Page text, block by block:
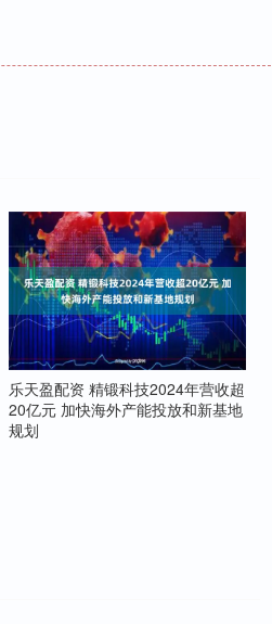
乐天盈配资 精锻科技2024年营收超
20亿元 加快海外产能投放和新基地
规划